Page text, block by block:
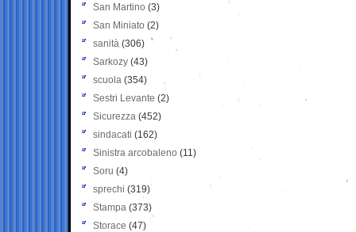
San Martino (3)
San Miniato (2)
sanità (306)
Sarkozy (43)
scuola (354)
Sestri Levante (2)
Sicurezza (452)
sindacati (162)
Sinistra arcobaleno (11)
Soru (4)
sprechi (319)
Stampa (373)
Storace (47)